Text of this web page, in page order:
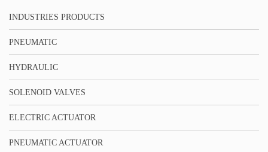
INDUSTRIES PRODUCTS
PNEUMATIC
HYDRAULIC
SOLENOID VALVES
ELECTRIC ACTUATOR
PNEUMATIC ACTUATOR